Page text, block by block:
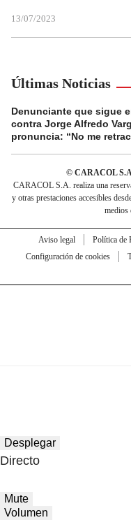
13/07/2023
Últimas Noticias
Denunciante que sigue
contra Jorge Alfredo
pronuncia: “No me
© CARACOL
CARACOL S.A. realiza una
y otras prestaciones accesibles
medios
Aviso legal Política de
Configuración de cookies
Desplegar
Directo
Mute
Volumen